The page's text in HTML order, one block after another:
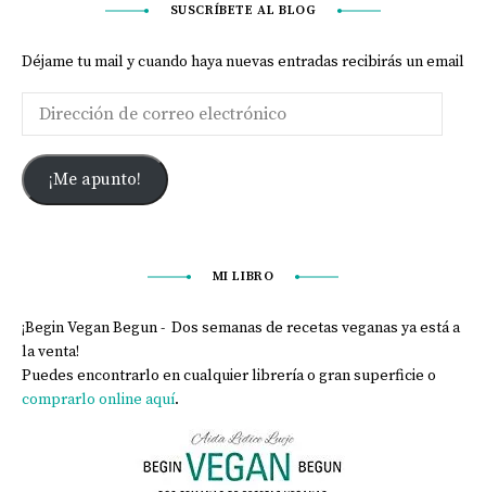
SUSCRÍBETE AL BLOG
Déjame tu mail y cuando haya nuevas entradas recibirás un email
¡Me apunto!
MI LIBRO
¡Begin Vegan Begun - Dos semanas de recetas veganas ya está a
la venta!
Puedes encontrarlo en cualquier librería o gran superficie o
comprarlo online aquí.